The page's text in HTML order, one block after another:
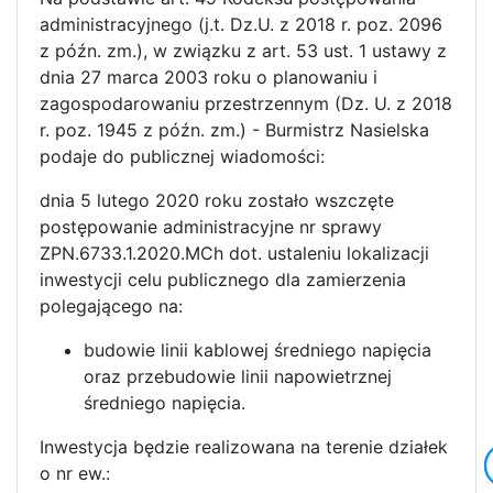
administracyjnego (j.t. Dz.U. z 2018 r. poz. 2096
z późn. zm.), w związku z art. 53 ust. 1 ustawy z
dnia 27 marca 2003 roku o planowaniu i
zagospodarowaniu przestrzennym (Dz. U. z 2018
r. poz. 1945 z późn. zm.) - Burmistrz Nasielska
podaje do publicznej wiadomości:
dnia 5 lutego 2020 roku zostało wszczęte
postępowanie administracyjne nr sprawy
ZPN.6733.1.2020.MCh dot. ustaleniu lokalizacji
inwestycji celu publicznego dla zamierzenia
polegającego na:
budowie linii kablowej średniego napięcia
oraz przebudowie linii napowietrznej
średniego napięcia.
Inwestycja będzie realizowana na terenie działek
o nr ew.: